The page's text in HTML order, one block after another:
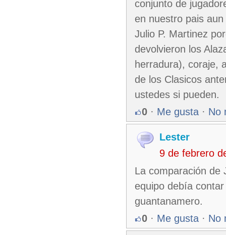
conjunto de
en nuestro pais
Julio P. Martinez
devolvieron los
herradura), coraje,
de los Clasicos
ustedes si pueden.
0 · Me gusta · No
Lester
9 de febrero
La comparación de
equipo debía
guantanamero.
0 · Me gusta · No